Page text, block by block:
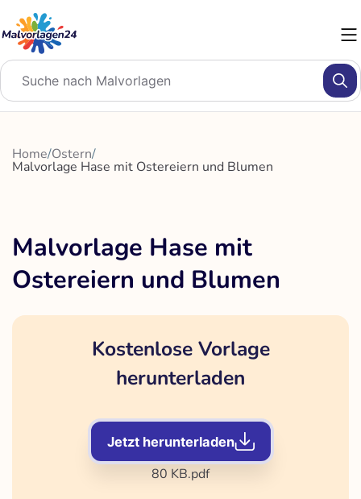
Inhalt
springen
Home/Ostern/
Malvorlage Hase mit Ostereiern und Blumen
Malvorlage Hase mit
Ostereiern und Blumen
Kostenlose Vorlage
herunterladen
Jetzt herunterladen
80 KB.pdf